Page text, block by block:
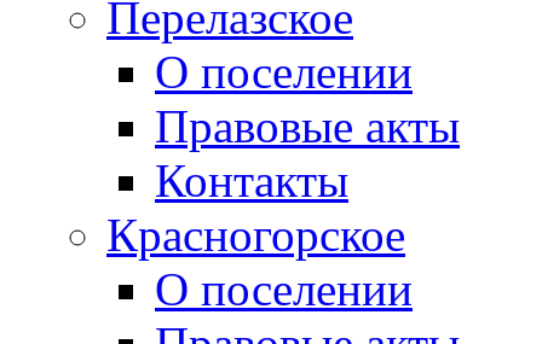
Перелазское
О поселении
Правовые акты
Контакты
Красногорское
О поселении